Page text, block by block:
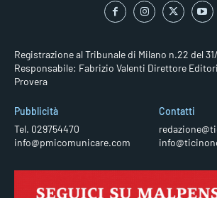
Registrazione al Tribunale di Milano n.22 del
Responsabile: Fabrizio Valenti Direttore
Provera
Pubblicità
Tel. 029754470
info@pmicomunicare.com
Contatti